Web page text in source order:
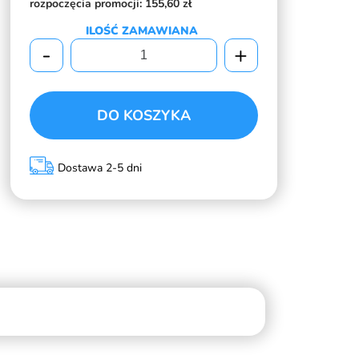
rozpoczęcia promocji: 155,60 zł
ILOŚĆ ZAMAWIANA
- +
DO KOSZYKA
Dostawa 2-5 dni